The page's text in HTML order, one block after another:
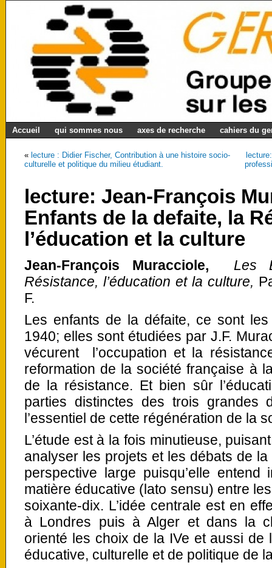
Accueil qui sommes nous axes de recherche cahiers du
« lecture : Didier Fischer, Contribution à une histoire socio-
culturelle et politique du milieu étudiant.
lecture: Jean-François
Enfants de la defaite, la
l’éducation et la culture
Jean-François Muracciole, Les
Résistance, l’éducation et la culture,
F.
Les enfants de la défaite, ce sont les
1940; elles sont étudiées par J.F.
vécurent l’occupation et la
reformation de la société française à
de la résistance. Et bien sûr
parties distinctes des trois grandes
l’essentiel de cette régénération de la
L’étude est à la fois minutieuse,
analyser les projets et les débats de
perspective large puisqu’elle
matière éducative (lato sensu) entre
soixante-dix. L’idée centrale est en
à Londres puis à Alger et dans la
orienté les choix de la IVe et aussi de
éducative, culturelle et de politique de